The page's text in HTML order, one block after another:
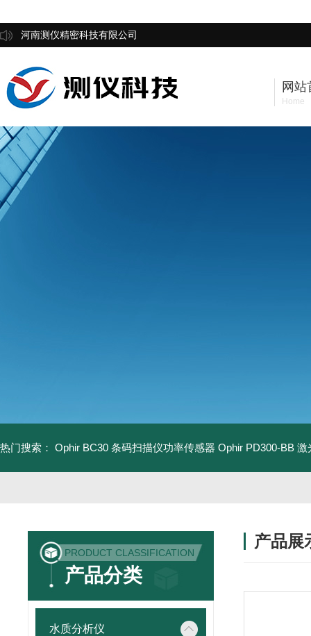
河南测仪精密科技有限公司
网站
Home
热门搜索： Ophir BC30 条码扫描仪功率传感器 Ophir PD300-BB
PRODUCT CLASSIFICATION
产品分类
水质分析仪
产品展